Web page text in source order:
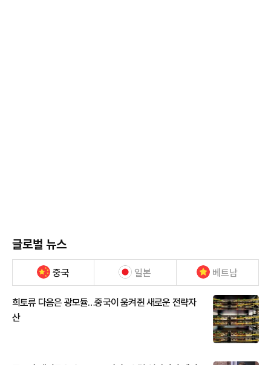
글로벌 뉴스
중국 일본 베트남
희토류 다음은 광모듈…중국이 움켜쥔 새로운 전략자
산